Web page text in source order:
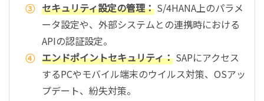
セキュリティ設定の管理： S/4HANA上のパラメ
ータ設定や、外部システムとの連携時における
APIの認証設定。
エンドポイントセキュリティ： SAPにアクセス
するPCやモバイル端末のウイルス対策、OSアッ
プデート、紛失対策。